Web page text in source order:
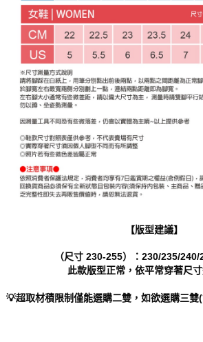
【版型建議】
（尺寸 230-255）：230/235/
此款版型正常，依平常穿著尺
💡超取材積限制僅能選購二雙，如欲選購三雙